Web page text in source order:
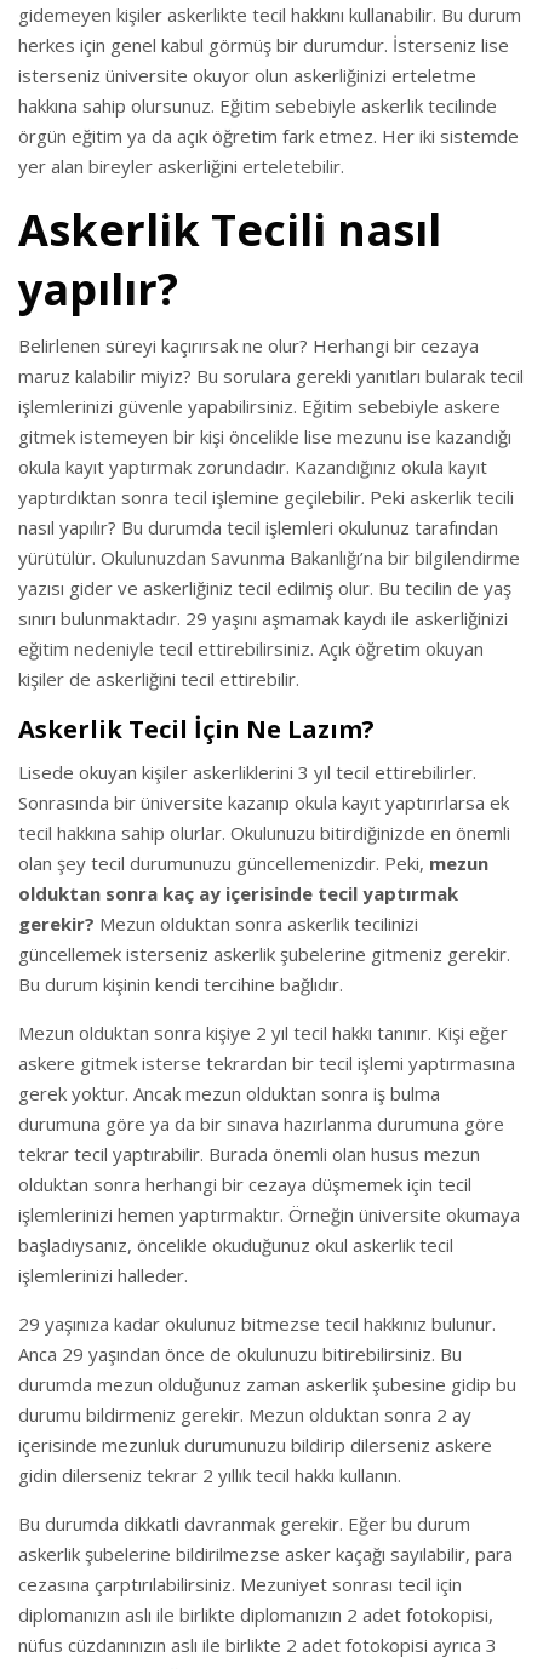
gidemeyen kişiler askerlikte tecil hakkını kullanabilir. Bu durum
herkes için genel kabul görmüş bir durumdur. İsterseniz lise
isterseniz üniversite okuyor olun askerliğinizi erteletme
hakkına sahip olursunuz. Eğitim sebebiyle askerlik tecilinde
örgün eğitim ya da açık öğretim fark etmez. Her iki sistemde
yer alan bireyler askerliğini erteletebilir.
Askerlik Tecili nasıl
yapılır?
Belirlenen süreyi kaçırırsak ne olur? Herhangi bir cezaya
maruz kalabilir miyiz? Bu sorulara gerekli yanıtları bularak tecil
işlemlerinizi güvenle yapabilirsiniz. Eğitim sebebiyle askere
gitmek istemeyen bir kişi öncelikle lise mezunu ise kazandığı
okula kayıt yaptırmak zorundadır. Kazandığınız okula kayıt
yaptırdıktan sonra tecil işlemine geçilebilir. Peki askerlik tecili
nasıl yapılır? Bu durumda tecil işlemleri okulunuz tarafından
yürütülür. Okulunuzdan Savunma Bakanlığı’na bir bilgilendirme
yazısı gider ve askerliğiniz tecil edilmiş olur. Bu tecilin de yaş
sınırı bulunmaktadır. 29 yaşını aşmamak kaydı ile askerliğinizi
eğitim nedeniyle tecil ettirebilirsiniz. Açık öğretim okuyan
kişiler de askerliğini tecil ettirebilir.
Askerlik Tecil İçin Ne Lazım?
Lisede okuyan kişiler askerliklerini 3 yıl tecil ettirebilirler.
Sonrasında bir üniversite kazanıp okula kayıt yaptırırlarsa ek
tecil hakkına sahip olurlar. Okulunuzu bitirdiğinizde en önemli
olan şey tecil durumunuzu güncellemenizdir. Peki, mezun
olduktan sonra kaç ay içerisinde tecil yaptırmak
gerekir? Mezun olduktan sonra askerlik tecilinizi
güncellemek isterseniz askerlik şubelerine gitmeniz gerekir.
Bu durum kişinin kendi tercihine bağlıdır.
Mezun olduktan sonra kişiye 2 yıl tecil hakkı tanınır. Kişi eğer
askere gitmek isterse tekrardan bir tecil işlemi yaptırmasına
gerek yoktur. Ancak mezun olduktan sonra iş bulma
durumuna göre ya da bir sınava hazırlanma durumuna göre
tekrar tecil yaptırabilir. Burada önemli olan husus mezun
olduktan sonra herhangi bir cezaya düşmemek için tecil
işlemlerinizi hemen yaptırmaktır. Örneğin üniversite okumaya
başladıysanız, öncelikle okuduğunuz okul askerlik tecil
işlemlerinizi halleder.
29 yaşınıza kadar okulunuz bitmezse tecil hakkınız bulunur.
Anca 29 yaşından önce de okulunuzu bitirebilirsiniz. Bu
durumda mezun olduğunuz zaman askerlik şubesine gidip bu
durumu bildirmeniz gerekir. Mezun olduktan sonra 2 ay
içerisinde mezunluk durumunuzu bildirip dilerseniz askere
gidin dilerseniz tekrar 2 yıllık tecil hakkı kullanın.
Bu durumda dikkatli davranmak gerekir. Eğer bu durum
askerlik şubelerine bildirilmezse asker kaçağı sayılabilir, para
cezasına çarptırılabilirsiniz. Mezuniyet sonrası tecil için
diplomanızın aslı ile birlikte diplomanızın 2 adet fotokopisi,
nüfus cüzdanınızın aslı ile birlikte 2 adet fotokopisi ayrıca 3